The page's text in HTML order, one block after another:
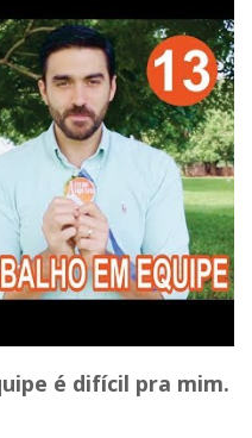
é difícil pra mim.